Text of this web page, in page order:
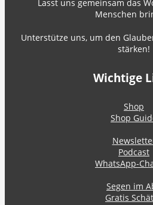
Lasst uns gemeinsam das
Menschen
Unterstütze uns, um den
stärken!
Wichtige
Shop
Shop
Podcast
WhatsApp-
Segen im
Gratis